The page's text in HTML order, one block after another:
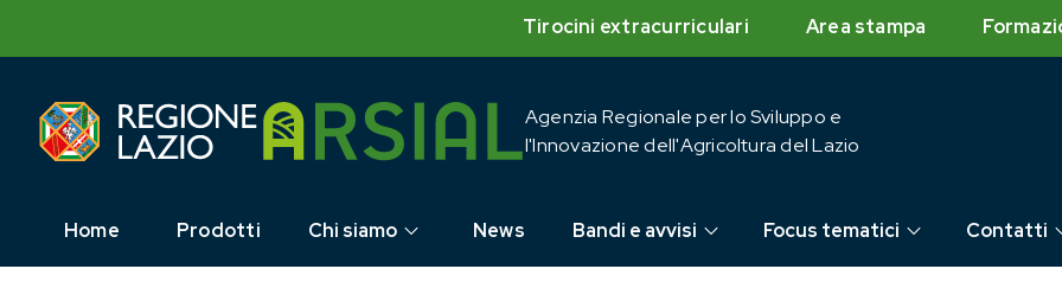
Tirocini extracurriculari Area stampa
Agenzia Regionale per lo Sviluppo e
l'Innovazione dell'Agricoltura del Lazio
Home Prodotti Chi siamo News Bandi e avvisi Focus tematici Contatti